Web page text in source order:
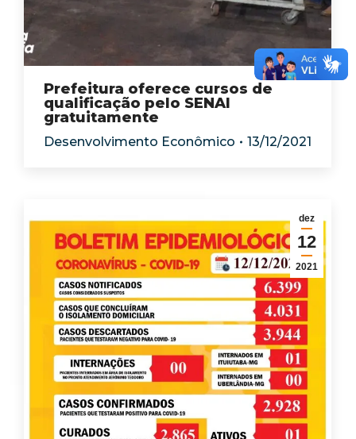
Prefeitura oferece cursos de
qualificação pelo SENAI
gratuitamente
Desenvolvimento Econômico 13/12/2021
dez
12
2021